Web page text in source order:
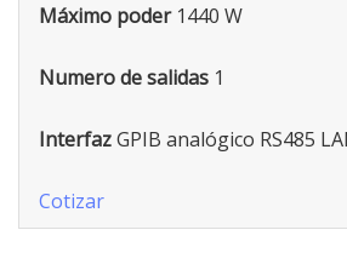
Máximo poder1440 W
Numero de salidas 1
InterfazGPIB analógico RS485
Cotizar